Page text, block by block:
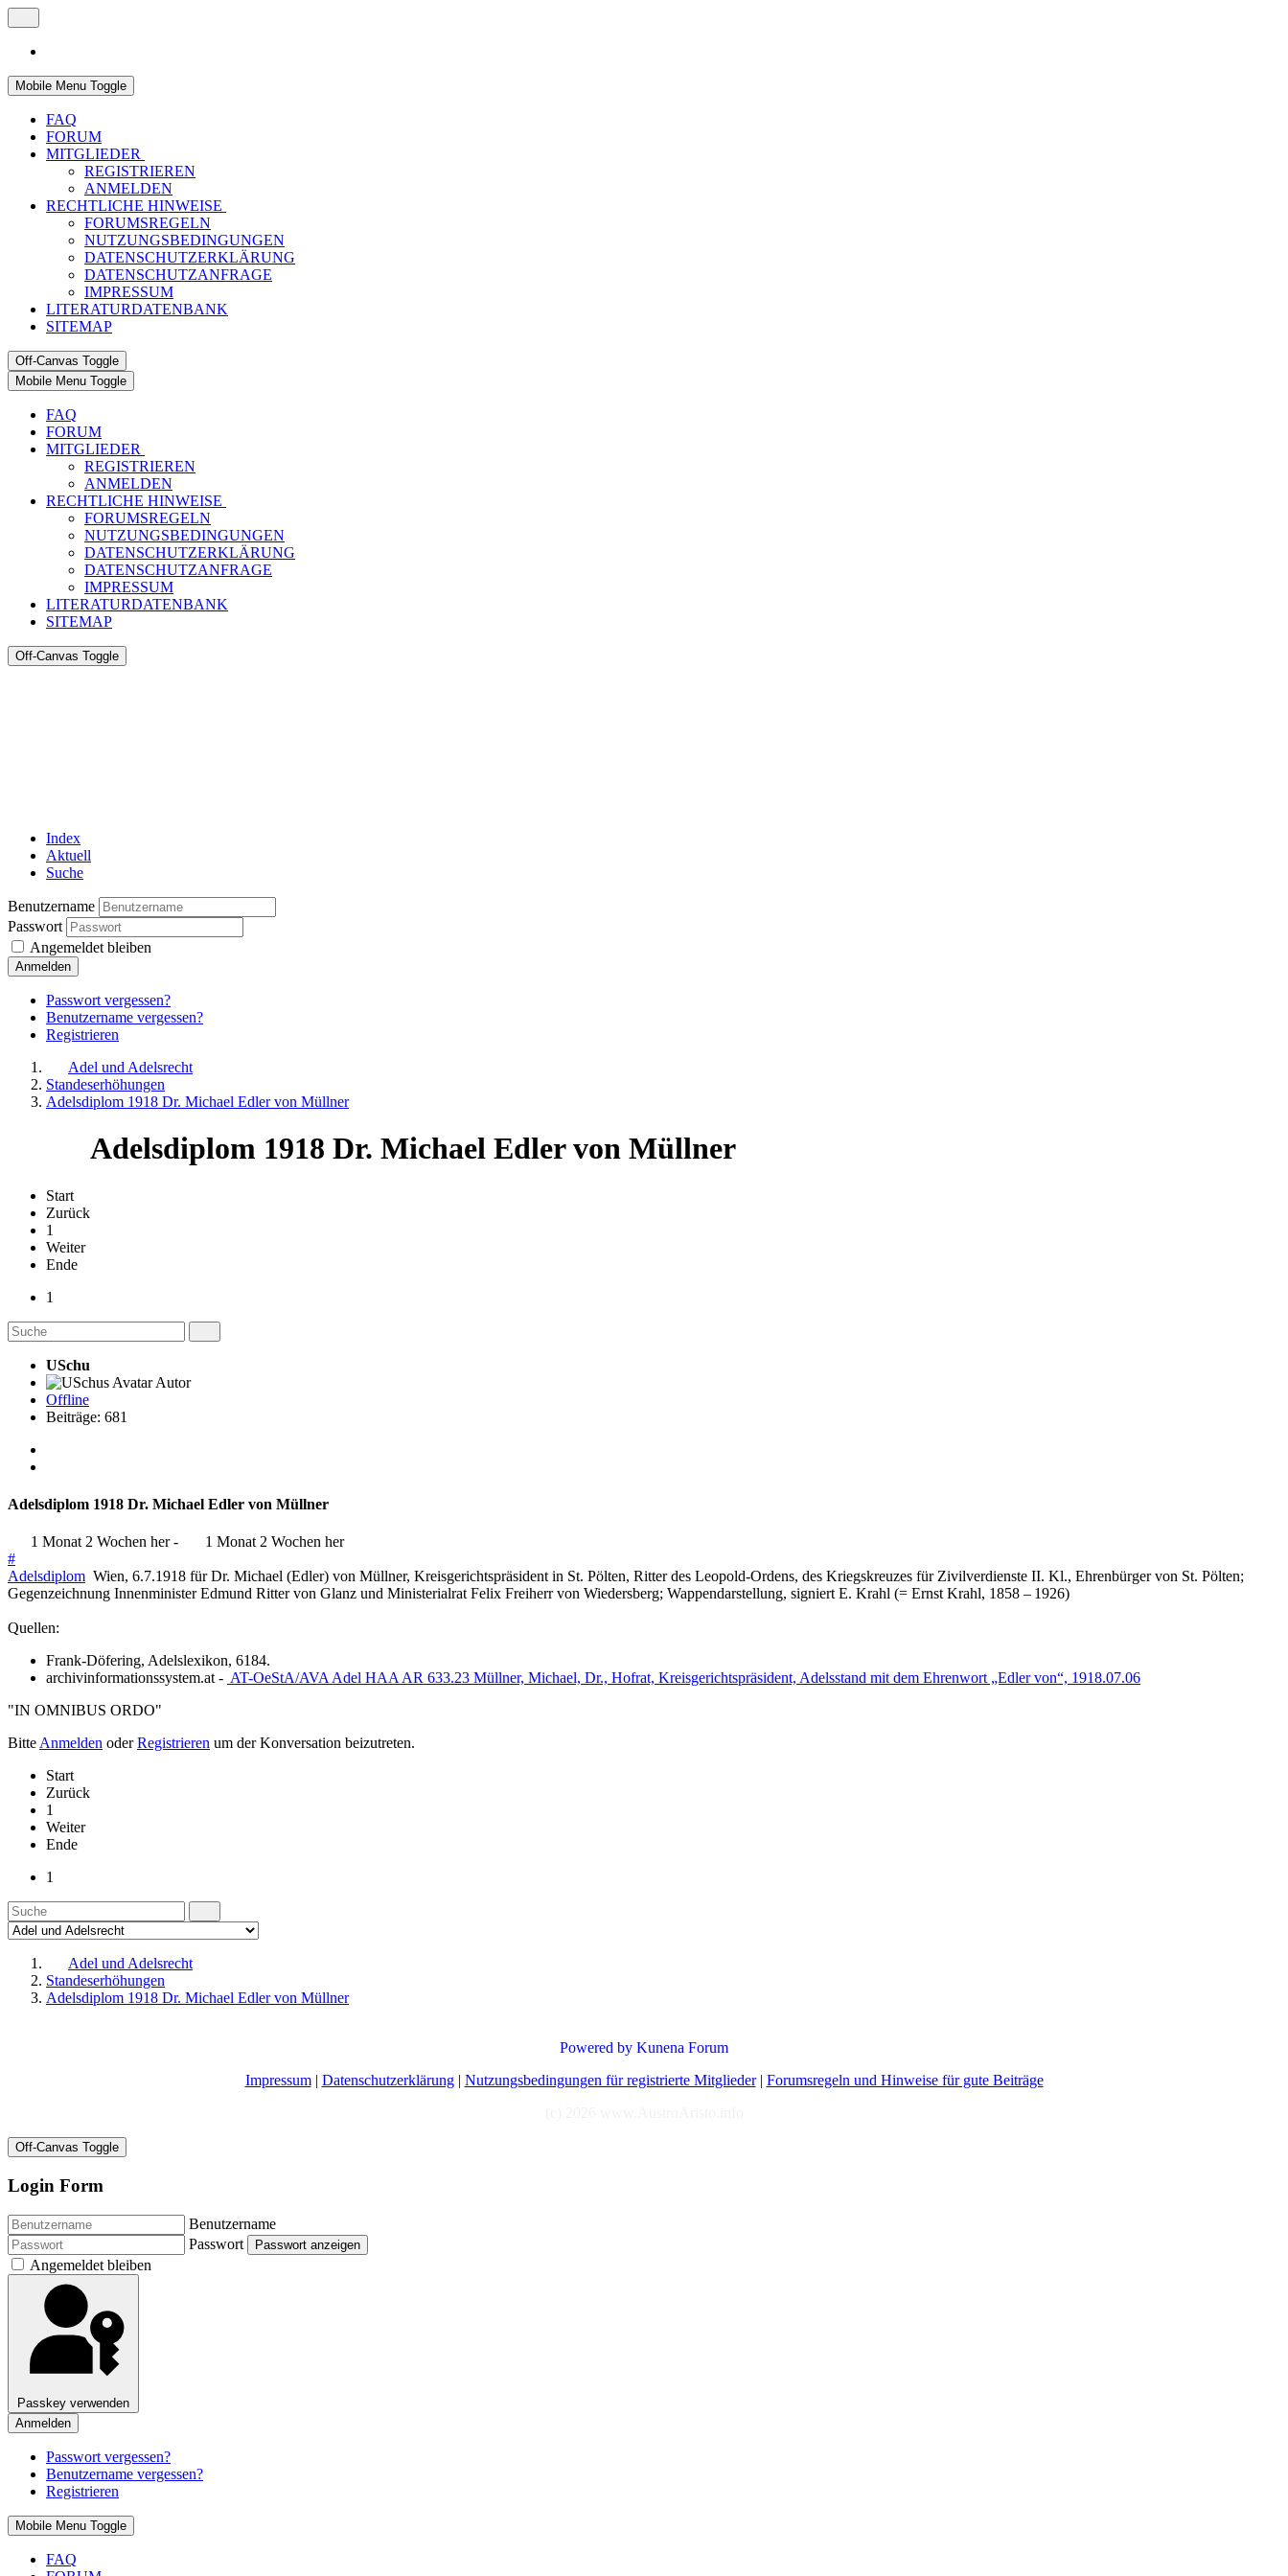
Mobile Menu Toggle
FAQ
FORUM
MITGLIEDER
REGISTRIEREN
ANMELDEN
RECHTLICHE HINWEISE
FORUMSREGELN
NUTZUNGSBEDINGUNGEN
DATENSCHUTZERKLÄRUNG
DATENSCHUTZANFRAGE
IMPRESSUM
LITERATURDATENBANK
SITEMAP
Off-Canvas Toggle
Mobile Menu Toggle
FAQ
FORUM
MITGLIEDER
REGISTRIEREN
ANMELDEN
RECHTLICHE HINWEISE
FORUMSREGELN
NUTZUNGSBEDINGUNGEN
DATENSCHUTZERKLÄRUNG
DATENSCHUTZANFRAGE
IMPRESSUM
LITERATURDATENBANK
SITEMAP
Off-Canvas Toggle
Index
Aktuell
Suche
Benutzername
Passwort
Angemeldet bleiben
Anmelden
Passwort vergessen?
Benutzername vergessen?
Registrieren
Adel und Adelsrecht
Standeserhöhungen
Adelsdiplom 1918 Dr. Michael Edler von Müllner
Adelsdiplom 1918 Dr. Michael Edler von Müllner
Start
Zurück
1
Weiter
Ende
1
USchu
Autor
Offline
Beiträge: 681
Adelsdiplom 1918 Dr. Michael Edler von Müllner
1 Monat 2 Wochen her-
1 Monat 2 Wochen her
#
Adelsdiplom Wien, 6.7.1918 für Dr. Michael (Edler) von Müllner, Kreisgerichtspräsident in St. Pölten, Ritter des Leopold-Ordens, des Kriegskreuzes für Zivilverdienste II. Kl., Ehrenbürger von St. Pölten;
Gegenzeichnung Innenminister Edmund Ritter von Glanz und Ministerialrat Felix Freiherr von Wiedersberg; Wappendarstellung, signiert E. Krahl (= Ernst Krahl, 1858 – 1926)
Quellen:
Frank-Döfering, Adelslexikon, 6184.
archivinformationssystem.at - AT-OeStA/AVA Adel HAA AR 633.23 Müllner, Michael, Dr., Hofrat, Kreisgerichtspräsident, Adelsstand mit dem Ehrenwort „Edler von“, 1918.07.06
"IN OMNIBUS ORDO"
Bitte Anmelden oderRegistrieren um der Konversation beizutreten.
Start
Zurück
1
Weiter
Ende
1
Adel und Adelsrecht
Standeserhöhungen
Adelsdiplom 1918 Dr. Michael Edler von Müllner
Powered by Kunena Forum
Impressum| Datenschutzerklärung| Nutzungsbedingungen für registrierte Mitglieder| Forumsregeln und Hinweise für gute Beiträge
Off-Canvas Toggle
Login Form
Benutzername
Passwort
Passwort anzeigen
Angemeldet bleiben
Passkey verwenden
Anmelden
Passwort vergessen?
Benutzername vergessen?
Registrieren
Mobile Menu Toggle
FAQ